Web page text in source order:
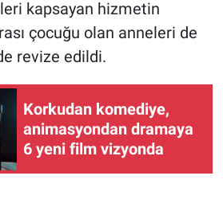
kapsayan hizmetin
çocuğu olan anneleri de
revize edildi.
Korkudan komediye,
animasyondan dramaya
6 yeni film vizyonda